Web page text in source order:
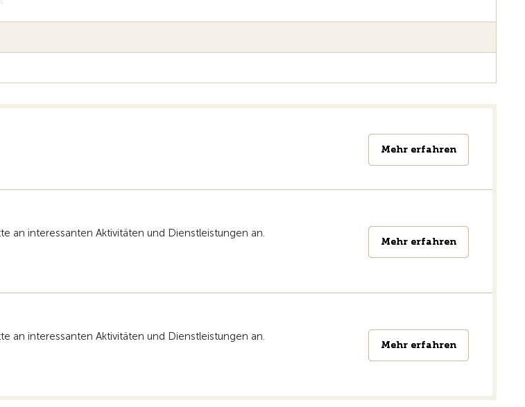
Mehr erfahren
Mehr erfahren
an interessanten Aktivitäten und Dienstleistungen an.
Mehr erfahren
Mehr erfahren
an interessanten Aktivitäten und Dienstleistungen an.
Mehr erfahren
Mehr erfahren